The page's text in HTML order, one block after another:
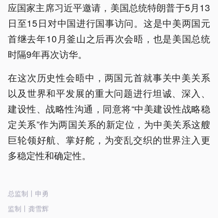
应国家主席习近平邀请，美国总统特朗普于5月13
日至15日对中国进行国事访问。这是中美两国元
首继去年10月釜山之后再次会晤，也是美国总统
时隔9年再次访华。
在这次历史性会晤中，两国元首就事关中美关系
以及世界和平发展的重大问题进行坦诚、深入、
建设性、战略性沟通，同意将“中美建设性战略稳
定关系”作为两国关系的新定位，为中美关系这艘
巨轮领好航、掌好舵，为变乱交织的世界注入更
多稳定性和确定性。
总监制丨申勇
监制丨龚雪辉